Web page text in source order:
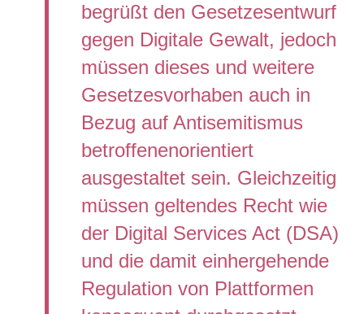
begrüßt den Gesetzesentwurf
gegen Digitale Gewalt, jedoch
müssen dieses und weitere
Gesetzesvorhaben auch in
Bezug auf Antisemitismus
betroffenenorientiert
ausgestaltet sein. Gleichzeitig
müssen geltendes Recht wie
der Digital Services Act (DSA)
und die damit einhergehende
Regulation von Plattformen